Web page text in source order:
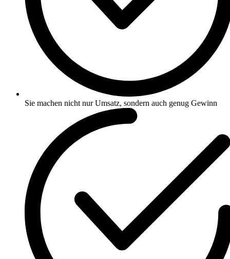
Sie machen nicht nur Umsatz, sondern auch genug Gewinn